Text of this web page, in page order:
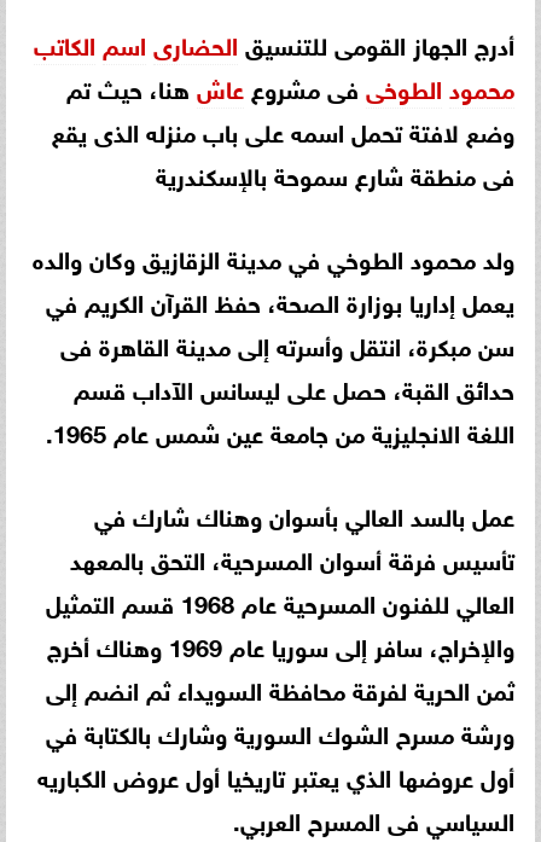
أدرج الجهاز القومى للتنسيق الحضارى اسم الكاتب
محمود الطوخى فى مشروع عاش هنا، حيث تم
وضع لافتة تحمل اسمه على باب منزله الذى يقع
فى منطقة شارع سموحة بالإسكندرية
ولد محمود الطوخي في مدينة الزقازيق وكان والده
يعمل إداريا بوزارة الصحة، حفظ القرآن الكريم في
سن مبكرة، انتقل وأسرته إلى مدينة القاهرة فى
حدائق القبة، حصل على ليسانس الآداب قسم
اللغة الانجليزية من جامعة عين شمس عام 1965.
عمل بالسد العالي بأسوان وهناك شارك في
تأسيس فرقة أسوان المسرحية، التحق بالمعهد
العالي للفنون المسرحية عام 1968 قسم التمثيل
والإخراج، سافر إلى سوريا عام 1969 وهناك أخرج
ثمن الحرية لفرقة محافظة السويداء ثم انضم إلى
ورشة مسرح الشوك السورية وشارك بالكتابة في
أول عروضها الذي يعتبر تاريخيا أول عروض الكباريه
السياسي فى المسرح العربي.